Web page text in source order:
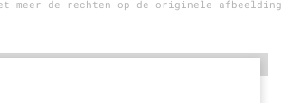
meer de rechten op de originele afbeelding